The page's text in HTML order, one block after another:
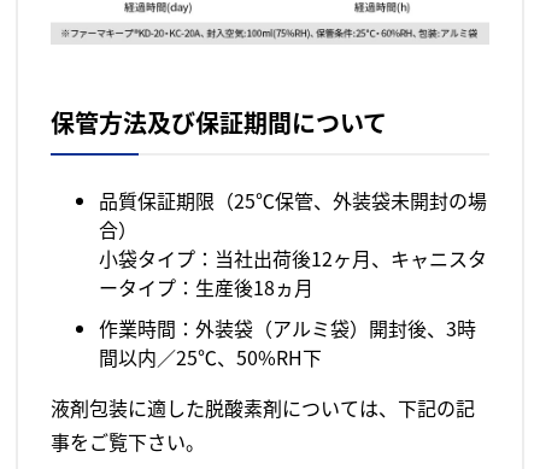
保管方法及び保証期間について
品質保証期限（25℃保管、外装袋未開封の場
合）
小袋タイプ：当社出荷後12ヶ月、キャニスタ
ータイプ：生産後18ヵ月
作業時間：外装袋（アルミ袋）開封後、3時
間以内／25℃、50%RH下
液剤包装に適した脱酸素剤については、下記の記
事をご覧下さい。